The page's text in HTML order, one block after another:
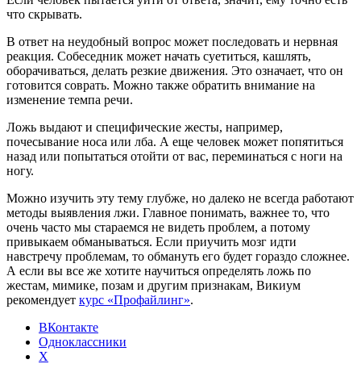
что скрывать.
В ответ на неудобный вопрос может последовать и нервная
реакция. Собеседник может начать суетиться, кашлять,
оборачиваться, делать резкие движения. Это означает, что он
готовится соврать. Можно также обратить внимание на
изменение темпа речи.
Ложь выдают и специфические жесты, например,
почесывание носа или лба. А еще человек может попятиться
назад или попытаться отойти от вас, переминаться с ноги на
ногу.
Можно изучить эту тему глубже, но далеко не всегда работают
методы выявления лжи. Главное понимать, важнее то, что
очень часто мы стараемся не видеть проблем, а потому
привыкаем обманываться. Если приучить мозг идти
навстречу проблемам, то обмануть его будет гораздо сложнее.
А если вы все же хотите научиться определять ложь по
жестам, мимике, позам и другим признакам, Викиум
рекомендует курс «Профайлинг».
ВКонтакте
Одноклассники
X